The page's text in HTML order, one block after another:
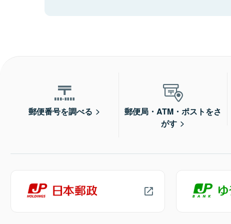
郵便番号を調べる
郵便局・ATM・ポストをさ
がす